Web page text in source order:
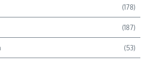
(178)
(187)
(53)